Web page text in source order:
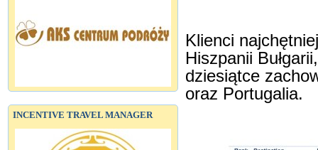
INCENTIVE TRAVEL MANAGER
Klienci
Hiszpanii
dziesiątce
oraz Portugalia.